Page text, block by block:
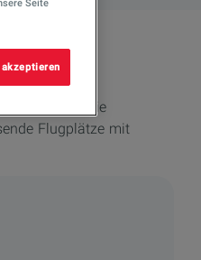
schnell und
die
Flugplätze mit